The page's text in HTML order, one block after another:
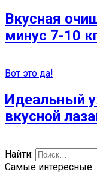
Вкусная
минус 7-10
Вот это да!
Идеальный
вкусной
Найти:
Самые интересные: